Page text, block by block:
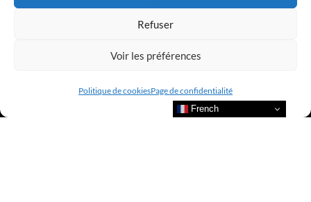
Refuser
Voir les préférences
Politique de cookiesPage de confidentialité
French